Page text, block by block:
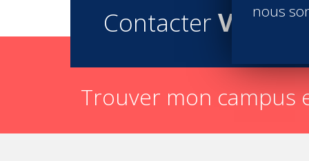
Contacter Vatel
Trouver mon campus
nous